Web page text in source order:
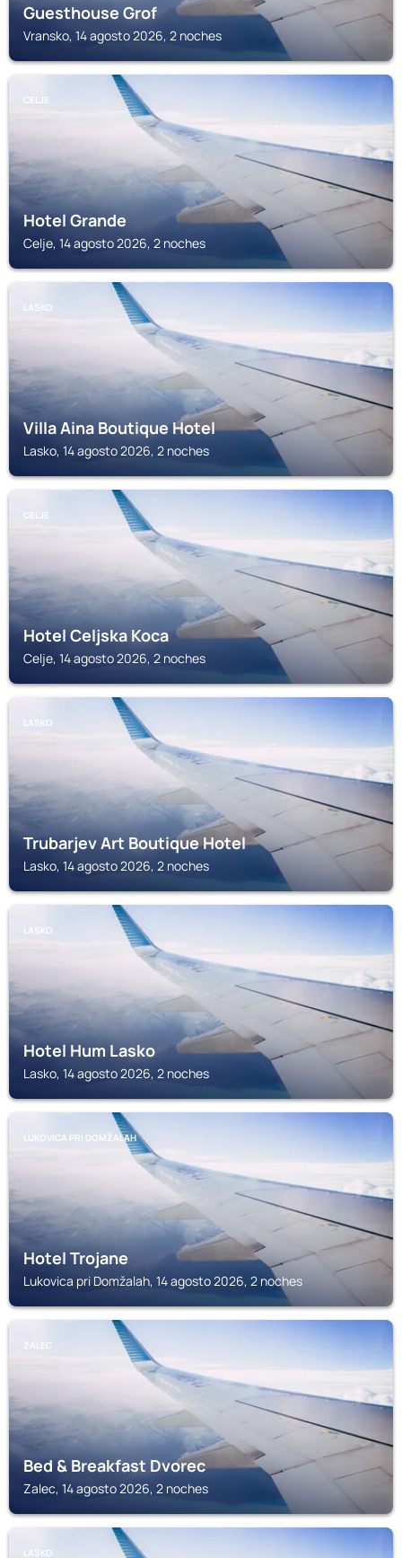
Guesthouse Grof
Vransko, 14 agosto 2026, 2 noches
CELJE
Hotel Grande
Celje, 14 agosto 2026, 2 noches
LASKO
Villa Aina Boutique Hotel
Lasko, 14 agosto 2026, 2 noches
CELJE
Hotel Celjska Koca
Celje, 14 agosto 2026, 2 noches
LASKO
Trubarjev Art Boutique Hotel
Lasko, 14 agosto 2026, 2 noches
LASKO
Hotel Hum Lasko
Lasko, 14 agosto 2026, 2 noches
LUKOVICA PRI DOMŽALAH
Hotel Trojane
Lukovica pri Domžalah, 14 agosto 2026, 2 noches
ZALEC
Bed & Breakfast Dvorec
Zalec, 14 agosto 2026, 2 noches
LASKO